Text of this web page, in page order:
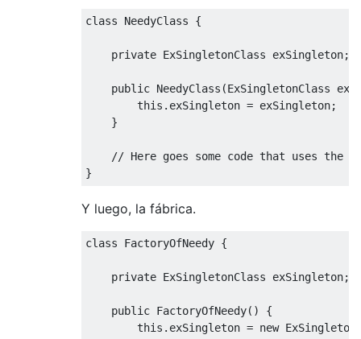
class NeedyClass {
    private ExSingletonClass exSingleton;
public NeedyClass(ExSingletonClass
        this.exSingleton = exSingleton;
    }
// Here goes some code that uses the
Y luego, la fábrica.
class FactoryOfNeedy {
    private ExSingletonClass exSingleton;
    public FactoryOfNeedy() {
this.exSingleton = new